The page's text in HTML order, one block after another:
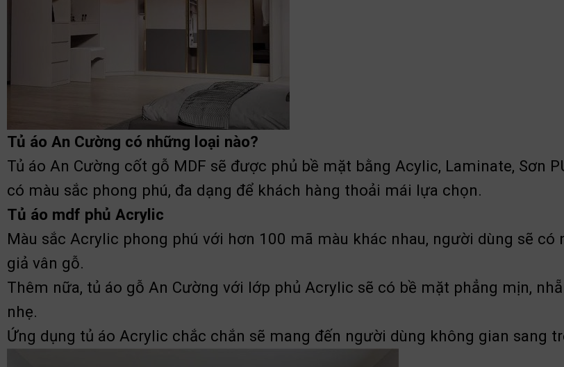
Tủ áo An Cường có những loại nào?
Tủ áo An Cường cốt gỗ MDF sẽ được phủ bề mặt bằng Acylic, Laminate, Sơn
có màu sắc phong phú, đa dạng để khách hàng thoải mái lựa chọn.
Tủ áo mdf phủ Acrylic
Màu sắc Acrylic phong phú với hơn 100 mã màu khác nhau, người dùng sẽ
giả vân gỗ.
Thêm nữa, tủ áo gỗ An Cường với lớp phủ Acrylic sẽ có bề mặt phẳng mịn,
nhẹ.
Ứng dụng tủ áo Acrylic chắc chắn sẽ mang đến người dùng không gian sang